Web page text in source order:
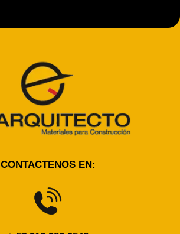
CONTACTENOS EN: